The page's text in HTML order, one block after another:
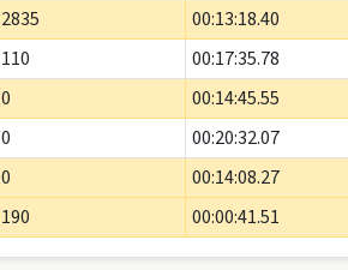
2835 00:13:18.40
110 00:17:35.78
0 00:14:45.55
0 00:20:32.07
0 00:14:08.27
190 00:00:41.51